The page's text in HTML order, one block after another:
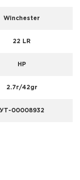
Winchester
22 LR
HP
2.7г/42gr
УТ-00008932